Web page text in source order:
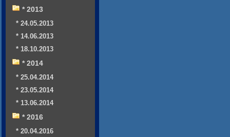
* 2013
* 24.05.2013
* 14.06.2013
* 18.10.2013
* 2014
* 25.04.2014
* 23.05.2014
* 13.06.2014
* 2016
* 20.04.2016